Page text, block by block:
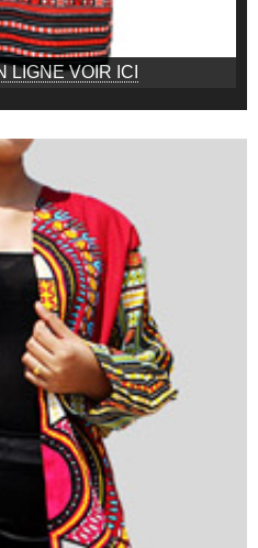
LIGNE VOIR ICI